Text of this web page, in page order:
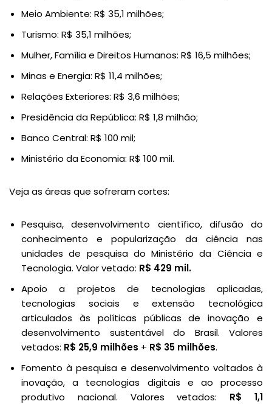
Meio Ambiente: R$ 35,1 milhões;
Turismo: R$ 35,1 milhões;
Mulher, Família e Direitos Humanos: R$ 16,5 milhões;
Minas e Energia: R$ 11,4 milhões;
Relações Exteriores: R$ 3,6 milhões;
Presidência da República: R$ 1,8 milhão;
Banco Central: R$ 100 mil;
Ministério da Economia: R$ 100 mil.
Veja as áreas que sofreram cortes:
Pesquisa, desenvolvimento científico, difusão do
conhecimento e popularização da ciência nas
unidades de pesquisa do Ministério da Ciência e
Tecnologia. Valor vetado: R$ 429 mil.
Apoio a projetos de tecnologias aplicadas,
tecnologias sociais e extensão tecnológica
articulados às políticas públicas de inovação e
desenvolvimento sustentável do Brasil. Valores
vetados: R$ 25,9 milhões + R$ 35 milhões.
Fomento à pesquisa e desenvolvimento voltados à
inovação, a tecnologias digitais e ao processo
produtivo nacional. Valores vetados: R$ 1,1